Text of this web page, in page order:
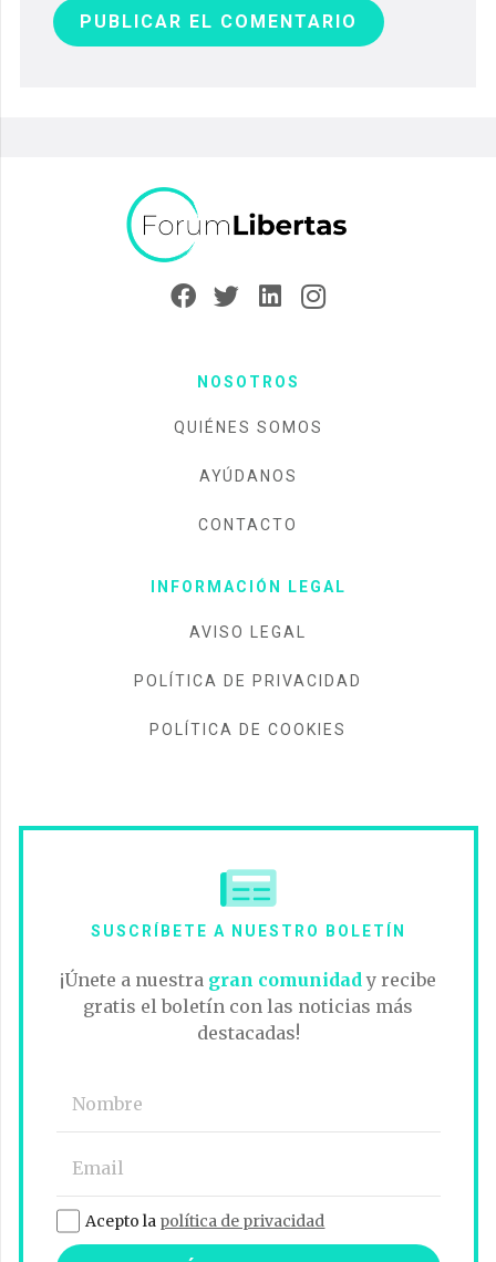
PUBLICAR EL COMENTARIO
NOSOTROS
QUIÉNES SOMOS
AYÚDANOS
CONTACTO
INFORMACIÓN LEGAL
AVISO LEGAL
POLÍTICA DE PRIVACIDAD
POLÍTICA DE COOKIES
SUSCRÍBETE A NUESTRO BOLETÍN
¡Únete a nuestra gran comunidad y recibe
gratis el boletín con las noticias más
destacadas!
Acepto la política de privacidad